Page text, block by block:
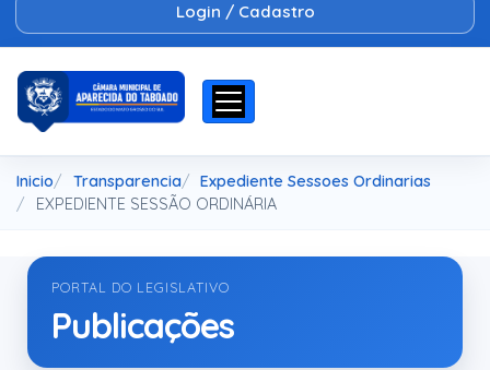
Login / Cadastro
Inicio Transparencia
Expediente Sessoes Ordinarias
EXPEDIENTE SESSÃO ORDINÁRIA
PORTAL DO LEGISLATIVO
Publicações